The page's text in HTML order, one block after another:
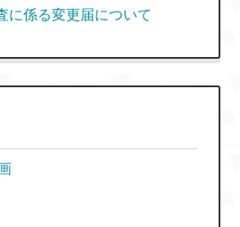
に係る変更届について